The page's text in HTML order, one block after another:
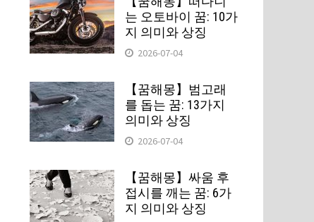
는 오토바이 꿈: 10가
지 의미와 상징
2026-07-04
【꿈해몽】범고래
를 돕는 꿈: 13가지
의미와 상징
2026-07-04
【꿈해몽】싸움 후
접시를 깨는 꿈: 6가
지 의미와 상징